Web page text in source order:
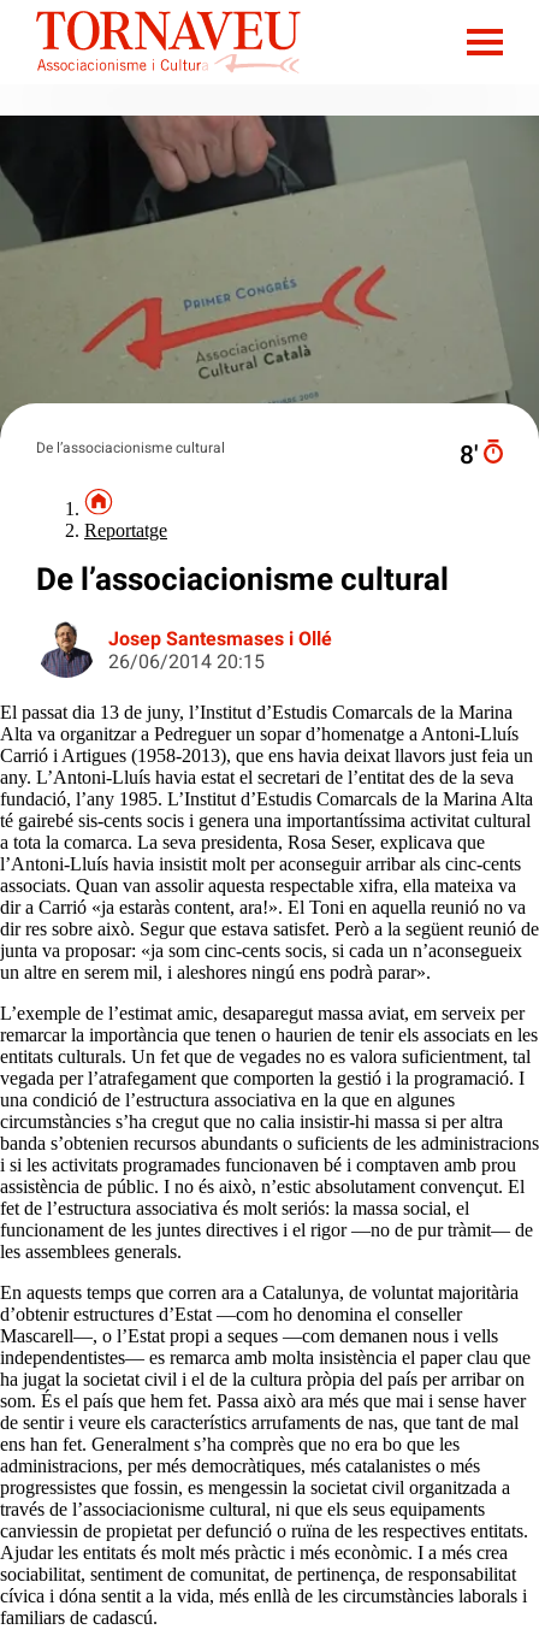
De l’associacionisme cultural 8′
Reportatge
De l’associacionisme cultural
Josep Santesmases i Ollé
26/06/2014 20:15
El passat dia 13 de juny, l’Institut d’Estudis Comarcals de la Marina
Alta va organitzar a Pedreguer un sopar d’homenatge a Antoni-Lluís
Carrió i Artigues (1958-2013), que ens havia deixat llavors just feia un
any. L’Antoni-Lluís havia estat el secretari de l’entitat des de la seva
fundació, l’any 1985. L’Institut d’Estudis Comarcals de la Marina Alta
té gairebé sis-cents socis i genera una importantíssima activitat cultural
a tota la comarca. La seva presidenta, Rosa Seser, explicava que
l’Antoni-Lluís havia insistit molt per aconseguir arribar als cinc-cents
associats. Quan van assolir aquesta respectable xifra, ella mateixa va
dir a Carrió «ja estaràs content, ara!». El Toni en aquella reunió no va
dir res sobre això. Segur que estava satisfet. Però a la següent reunió de
junta va proposar: «ja som cinc-cents socis, si cada un n’aconsegueix
un altre en serem mil, i aleshores ningú ens podrà parar».
L’exemple de l’estimat amic, desaparegut massa aviat, em serveix per
remarcar la importància que tenen o haurien de tenir els associats en les
entitats culturals. Un fet que de vegades no es valora suficientment, tal
vegada per l’atrafegament que comporten la gestió i la programació. I
una condició de l’estructura associativa en la que en algunes
circumstàncies s’ha cregut que no calia insistir-hi massa si per altra
banda s’obtenien recursos abundants o suficients de les administracions
i si les activitats programades funcionaven bé i comptaven amb prou
assistència de públic. I no és això, n’estic absolutament convençut. El
fet de l’estructura associativa és molt seriós: la massa social, el
funcionament de les juntes directives i el rigor —no de pur tràmit— de
les assemblees generals.
En aquests temps que corren ara a Catalunya, de voluntat majoritària
d’obtenir estructures d’Estat —com ho denomina el conseller
Mascarell—, o l’Estat propi a seques —com demanen nous i vells
independentistes— es remarca amb molta insistència el paper clau que
ha jugat la societat civil i el de la cultura pròpia del país per arribar on
som. És el país que hem fet. Passa això ara més que mai i sense haver
de sentir i veure els característics arrufaments de nas, que tant de mal
ens han fet. Generalment s’ha comprès que no era bo que les
administracions, per més democràtiques, més catalanistes o més
progressistes que fossin, es mengessin la societat civil organitzada a
través de l’associacionisme cultural, ni que els seus equipaments
canviessin de propietat per defunció o ruïna de les respectives entitats.
Ajudar les entitats és molt més pràctic i més econòmic. I a més crea
sociabilitat, sentiment de comunitat, de pertinença, de responsabilitat
cívica i dóna sentit a la vida, més enllà de les circumstàncies laborals i
familiars de cadascú.